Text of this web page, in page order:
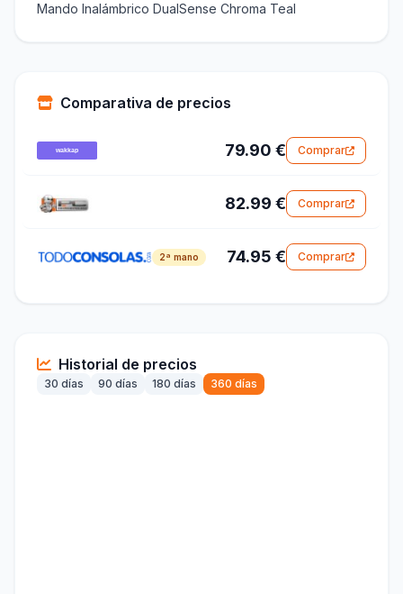
Mando Inalámbrico DualSense Chroma Teal
Comparativa de precios
79.90 € Comprar
82.99 € Comprar
2ª mano 74.95 € Comprar
Historial de precios
30 días 90 días 180 días 360 días